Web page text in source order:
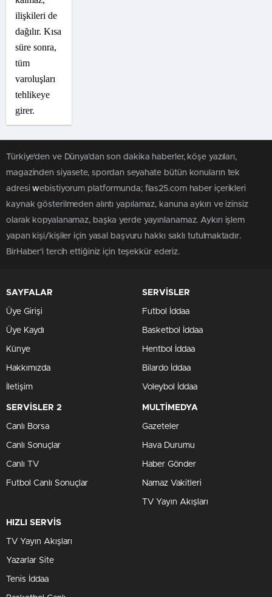
ilişkileri de
dağılır. Kısa
süre sonra,
tüm
varoluşları
tehlikeye
girer.
Türkiye'den ve Dünya’dan son dakika haberler, köşe yazıları,
magazinden siyasete, spordan seyahate bütün konuların tek
adresiwebistiyorum platformunda; flas25.com haber içerikleri
kaynak gösterilmeden alıntı yapılamaz, kanuna aykırı ve izinsiz
olarak kopyalanamaz, başka yerde yayınlanamaz. Aykırı işlem
yapan kişi/kişiler için yasal başvuru hakkı saklı tutulmaktadır.
BirHaber'i tercih ettiğiniz için teşekkür ederiz.
SAYFALAR
Üye Girişi
Üye Kaydı
Künye
Hakkımızda
İletişim
SERVİSLER
Futbol İddaa
Basketbol İddaa
Hentbol İddaa
Bilardo İddaa
Voleybol İddaa
SERVİSLER 2
Canlı Borsa
Canlı Sonuçlar
Canlı TV
Futbol Canlı Sonuçlar
MULTİMEDYA
Gazeteler
Hava Durumu
Haber Gönder
Namaz Vakitleri
TV Yayın Akışları
HIZLI SERVİS
TV Yayın Akışları
Yazarlar Site
Tenis İddaa